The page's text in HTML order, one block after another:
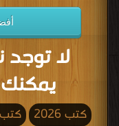
لا توجد
يمكنك
كتب 2026 كتب 2025